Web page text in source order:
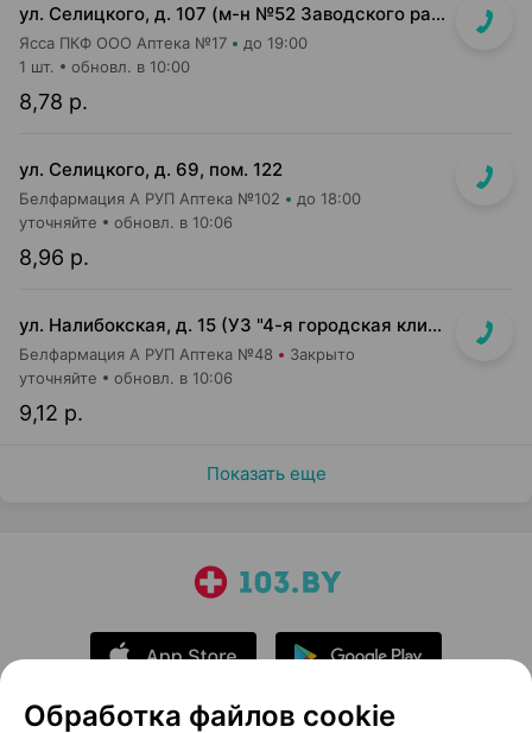
ул. Селицкого, д. 107 (м-н №52 Заводского райпищеторга)
Ясса ПКФ ООО Аптека №17 до 19:00
8,78 р.
1 шт. обновл. в 10:00
ул. Селицкого, д. 69, пом. 122
Белфармация А РУП Аптека №102 до 18:00
8,96 р.
уточняйте обновл. в 10:06
ул. Налибокская, д. 15 (УЗ "4-я городская клиническая детская п-ка")
Белфармация А РУП Аптека №48 Закрыто
9,12 р.
уточняйте обновл. в 10:06
Показать еще
Обработка файлов cookie